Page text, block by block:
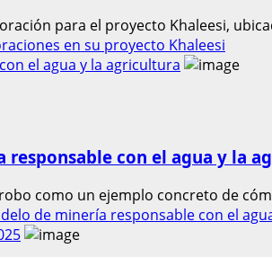
para el proyecto Khaleesi,
en su proyecto Khaleesi
el agua y la agricultura
responsable con el agua y la
como un ejemplo concreto de
de minería responsable con el